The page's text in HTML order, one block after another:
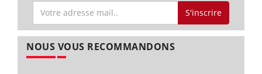
S'inscrire
NOUS VOUS RECOMMANDONS